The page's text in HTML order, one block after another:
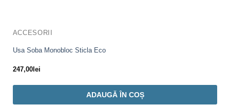
ACCESORII
Usa Soba Monobloc Sticla Eco
247,00lei
ADAUGĂ ÎN COȘ